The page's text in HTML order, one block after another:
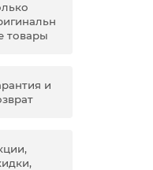
товары
и